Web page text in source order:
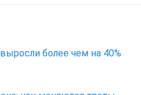
более чем на 40%